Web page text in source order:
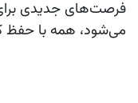
می‌شود، همه با حفظ